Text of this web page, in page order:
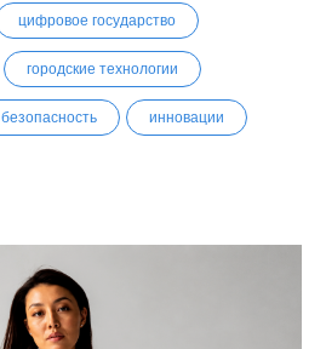
цифровое государство
городские технологии
безопасность инновации